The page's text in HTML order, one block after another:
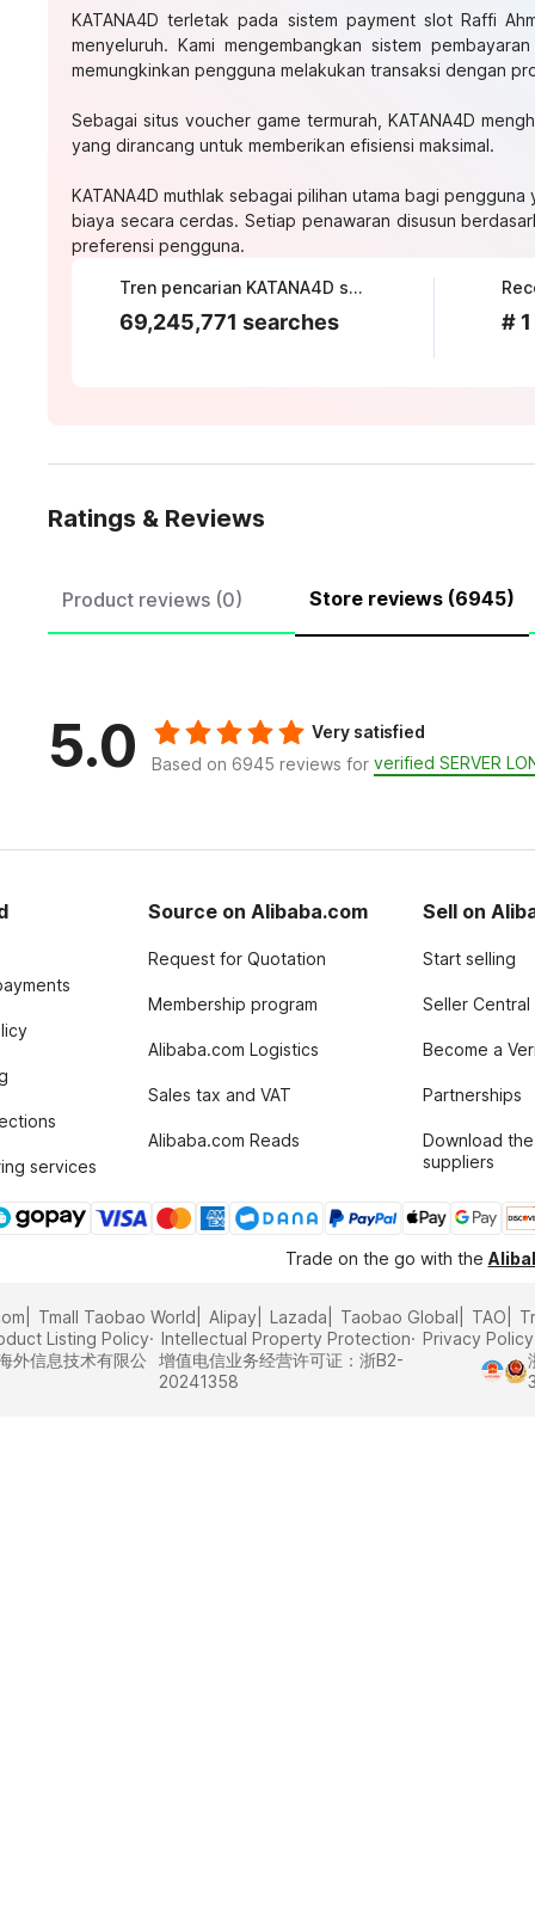
KATANA4D terletak pada sistem payment slot Raffi
menyeluruh. Kami mengembangkan sistem
memungkinkan pengguna melakukan transaksi dengan
Sebagai situs voucher game termurah, KATANA4D
yang dirancang untuk memberikan efisiensi maksimal.
KATANA4D muthlak sebagai pilihan utama bagi
biaya secara cerdas. Setiap penawaran disusun
preferensi pengguna.
Tren pencarian KATANA4D saat ini
69,245,771 searches # 1
Ratings & Reviews
Product reviews (0) Store reviews (6945)
5.0
Very satisfied
Based on 6945 reviews for verified SERVER
services
Source on Alibaba.com
Request for Quotation
Membership program
Alibaba.com Logistics
Sales tax and VAT
Alibaba.com Reads
Sell on
Start selling
Seller Central
Become a
Partnerships
Download
suppliers
Trade on the go with the
Tmall Taobao World Alipay Lazada Taobao Global TAO
Listing Policy
Intellectual Property Protection
Privacy Policy
外信息技术有限公
增值电信业务经营许可证：浙B2-
20241358